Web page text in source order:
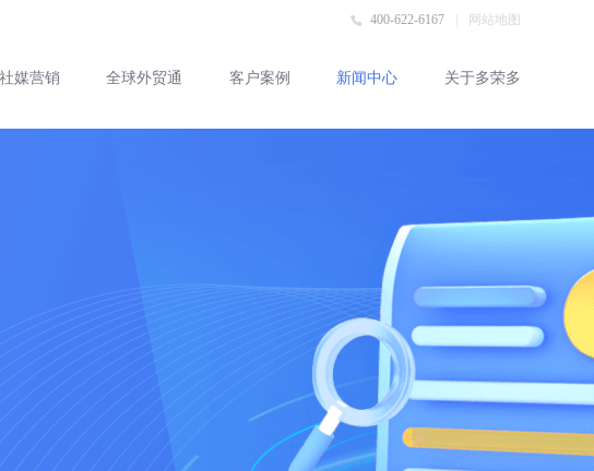
400-622-6167 网站地图
媒营销 全球外贸通 客户案例 新闻中心 关于多荣多